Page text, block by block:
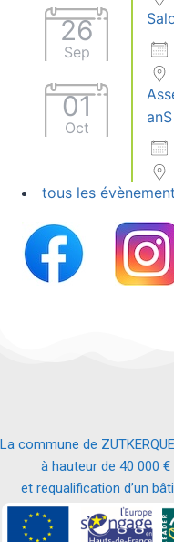
26
Sep
01
Oct
anS
tous les
La commune de
à hauteur de 40 000
et requalification d’un